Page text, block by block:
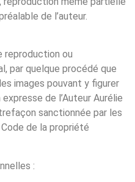
de l’auteur.
reproduction ou
par quelque procédé que
images pouvant y figurer
de l’Auteur Aurélie
sanctionnée par les
de la propriété
: